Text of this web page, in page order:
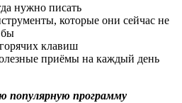
нужно писать
которые они сейчас не
бы
клавиш
приёмы на каждый день
популярную программу